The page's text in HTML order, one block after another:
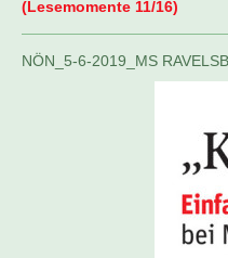
(Lesemomente 11/16)
NÖN_5-6-2019_MS